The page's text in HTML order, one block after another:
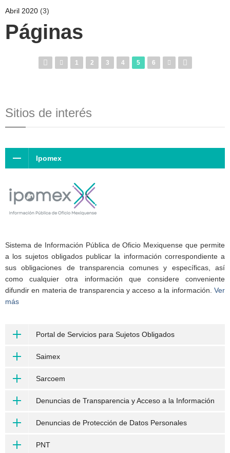
Abril 2020 (3)
Páginas
1 2 3 4 5 6
Sitios de interés
Ipomex
Sistema de Información Pública de Oficio Mexiquense que permite
a los sujetos obligados publicar la información correspondiente a
sus obligaciones de transparencia comunes y específicas, así
como cualquier otra información que considere conveniente
difundir en materia de transparencia y acceso a la información. Ver
más
Portal de Servicios para Sujetos Obligados
Saimex
Sarcoem
Denuncias de Transparencia y Acceso a la Información
Denuncias de Protección de Datos Personales
PNT